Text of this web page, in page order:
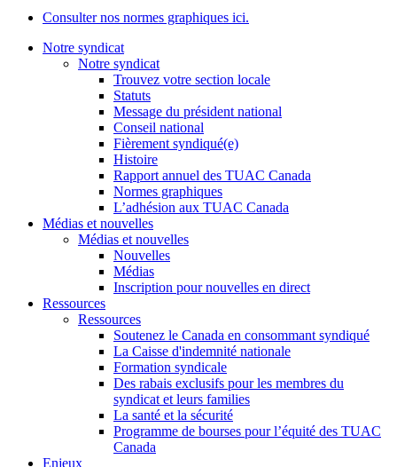
Consulter nos normes graphiques ici.
Notre syndicat
Notre syndicat
Trouvez votre section locale
Statuts
Message du président national
Conseil national
Fièrement syndiqué(e)
Histoire
Rapport annuel des TUAC Canada
Normes graphiques
L’adhésion aux TUAC Canada
Médias et nouvelles
Médias et nouvelles
Nouvelles
Médias
Inscription pour nouvelles en direct
Ressources
Ressources
Soutenez le Canada en consommant syndiqué
La Caisse d'indemnité nationale
Formation syndicale
Des rabais exclusifs pour les membres du
syndicat et leurs families
La santé et la sécurité
Programme de bourses pour l’équité des TUAC
Canada
Enjeux